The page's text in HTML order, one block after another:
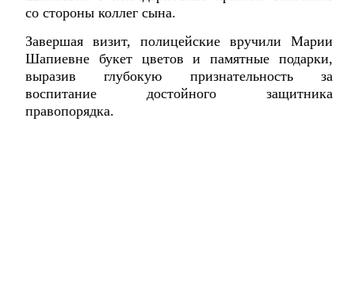
со стороны коллег сына.
Завершая визит, полицейские вручили Марии
Шапиевне букет цветов и памятные подарки,
выразив глубокую признательность за
воспитание достойного защитника
правопорядка.